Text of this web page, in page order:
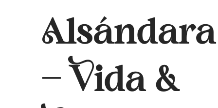
Alsándara
- Vida &